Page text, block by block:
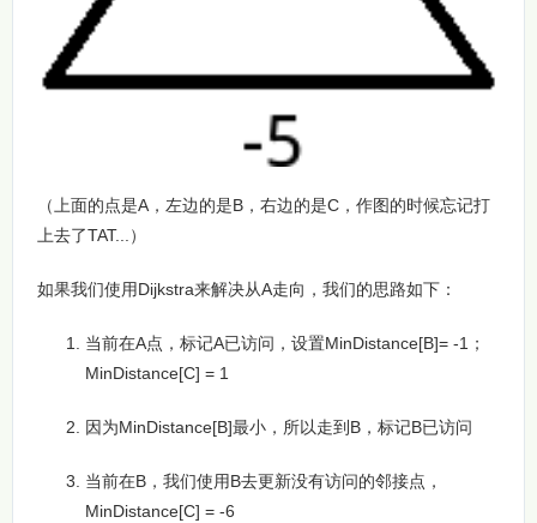
（上面的点是A，左边的是B，右边的是C，作图的时候忘记打
上去了TAT...）
如果我们使用Dijkstra来解决从A走向，我们的思路如下：
当前在A点，标记A已访问，设置MinDistance[B]= -1；
MinDistance[C] = 1
因为MinDistance[B]最小，所以走到B，标记B已访问
当前在B，我们使用B去更新没有访问的邻接点，
MinDistance[C] = -6